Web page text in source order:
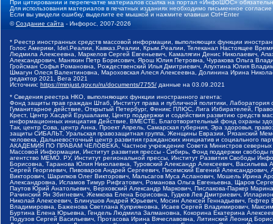
При цитировании и перепечатке материалов ссылка на портал «ИнфоШОС»
Для использования материалов в печатных изданиях необходимо письменное
Если вы увидели ошибку, выделите ее мышкой и нажмите клавиши Ctrl+Enter
©Создание сайта - Инфорос, 2007-2026
* Реестр иностранных средств массовой информации, выполняющих функции
Голос Америки, Idel.Реалии, Кавказ.Реалии, Крым.Реалии, Телеканал Настоящее
Людмила Алексеевна, Маркелов Сергей Евгеньевич, Камалягин Денис Николаевич,
Александрович, Маняхин Петр Борисович, Ярош Юлия Петровна, Чуракова Ольга
Гройсман Софья Романовна, Рождественский Илья Дмитриевич, Апухтина Юлия
Шмагун Олеся Валентиновна, Мароховская Алеся Алексеевна, Долинина Ирина
редактор 2021, Вега 2021
Источник: https://minjust.gov.ru/ru/documents/7755/ данные на 03.09.2021
* Сведения реестра НКО, выполняющих функции иностранного агента:
Фонд защиты прав граждан Штаб, Институт права и публичной политики,
Гуманитарное действие, Открытый Петербург, Феникс ПЛЮС, Лига Избирателей,
Крест, Центр Хасдей Ерушалаим, Центр поддержки и содействия развитию средств
информационных инициатив Действие, ВМЕСТЕ, Благотворительный фонд охраны
Так, центр Сова, центр Анна, Проект Апрель, Самарская губерния, Эра здоровья,
защиты СИБАЛЬТ, Уральская правозащитная группа, Женщины Евразии, Рязанский
человека, Дальневосточный центр развития гражданских инициатив и социального
АКАДЕМИЯ ПО ПРАВАМ ЧЕЛОВЕКА, Частное учреждение Совета Министров северных
Массовой Информации, Институт развития прессы - Сибирь, Фонд поддержки
агентство МЕМО. РУ, Институт региональной прессы, Институт Развития Свободы
Борисовна, Таранова Юлия Николаевна, Туровский Александр Алексеевич,
Сергей Георгиевич, Пивоваров Андрей Сергеевич, Писемский Евгений
Викторович, Шарипков Олег Викторович, Мальсагов Муса Асланович, Мошель Ирина
Александровна, Исламов Тимур Рифгатович, Романова Ольга Евгеньевна, Щаров
Паутов Юрий Анатольевич, Верховский Александр Маркович, Пислакова-Паркер
Рачинский Ян Збигневич, Жемкова Елена Борисовна, Гудков Лев Дмитриевич,
Николай Алексеевич, Блинушов Андрей Юрьевич, Мосин Алексей Геннадьевич,
Владимировна, Баженова Светлана Куприяновна, Исаев Сергей Владимирович,
Буртина Елена Юрьевна, Гендель Людмила Залмановна, Кокорина Екатерина
Подузов Сергей Васильевич, Протасова Ирина Вячеславовна, Литинский Леонид